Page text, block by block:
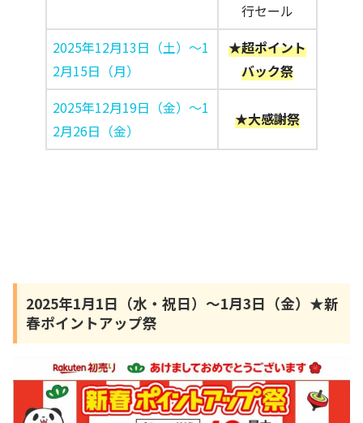
行セール
2025年12月13日（土）～1
2月15日（月）
★超ポイント
バック祭
2025年12月19日（金）～1
2月26日（金）
★大感謝祭
2025年1月1日（水・祝日）～1月3日（金）★新
春ポイントアップ祭